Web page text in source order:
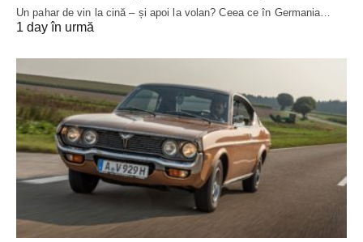
Un pahar de vin la cină – și apoi la volan? Ceea ce în Germania…
1 day în urmă